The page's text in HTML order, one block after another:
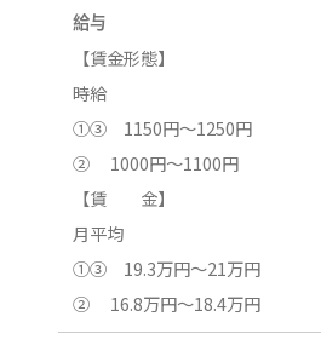
給与
【賃金形態】
時給
①③ 1150円～1250円
② 1000円～1100円
【賃 金】
月平均
①③ 19.3万円～21万円
② 16.8万円～18.4万円